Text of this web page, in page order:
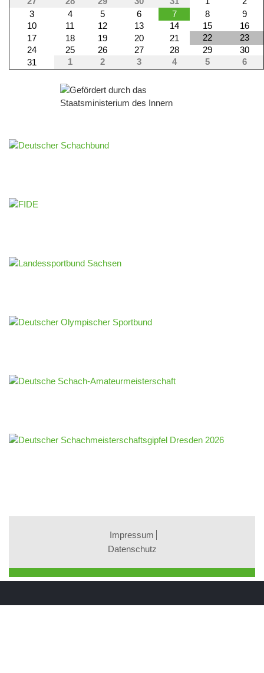
3
4 5 6 7 8
9
10
11 12 13 14 15
16
17
18 19 20 21 22
23
24
25 26 27 28 29
30
31
1 2 3 4 5 6
Impressum
Datenschutz